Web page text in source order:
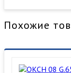
Похожие